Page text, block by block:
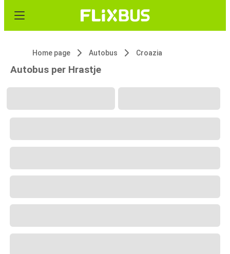
Home page Autobus Croazia
Autobus per Hrastje